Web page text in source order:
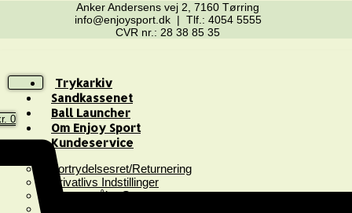
Anker Andersens vej 2, 7160 Tørring
info@enjoysport.dk | Tlf.: 4054 5555
CVR nr.: 28 38 85 35
Trykarkiv
Sandkassenet
Ball Launcher
Om Enjoy Sport
Kundeservice
Fortrydelsesret/Returnering
Privatlivs Indstillinger
Spørgsmål & Svar
0